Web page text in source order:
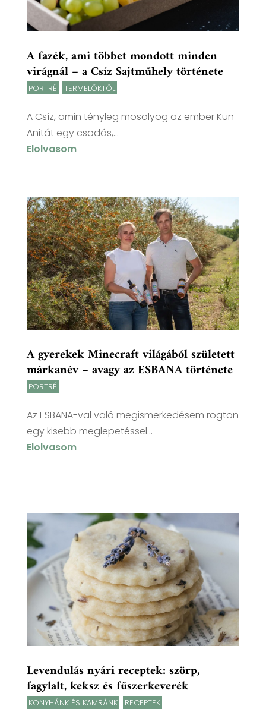
A fazék, ami többet mondott minden
virágnál – a Csíz Sajtműhely története
PORTRÉ TERMELŐKTŐL
A Csíz, amin tényleg mosolyog az ember Kun
Anitát egy csodás,...
Elolvasom
A gyerekek Minecraft világából született
márkanév – avagy az ESBANA története
PORTRÉ
Az ESBANA-val való megismerkedésem rögtön
egy kisebb meglepetéssel...
Elolvasom
Levendulás nyári receptek: szörp,
fagylalt, keksz és fűszerkeverék
KONYHÁNK ÉS KAMRÁNK RECEPTEK